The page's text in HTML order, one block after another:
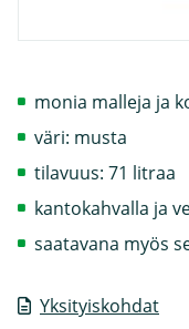
Yksityiskohdat
monia malleja ja
väri: musta
tilavuus: 71 litraa
kantokahvalla ja
saatavana myös